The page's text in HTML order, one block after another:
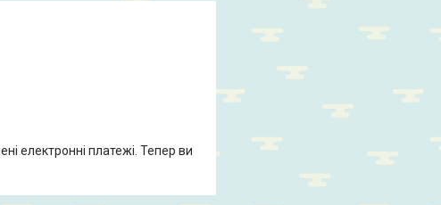
електронні платежі. Тепер ви